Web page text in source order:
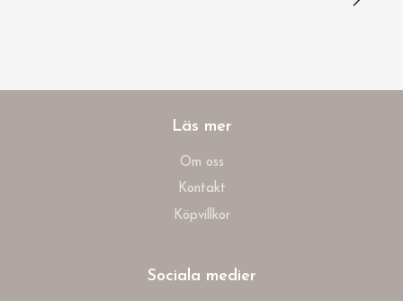
Läs mer
Om oss
Kontakt
Köpvillkor
Sociala medier